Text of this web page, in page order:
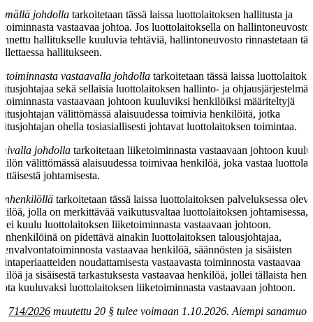
johdolla tarkoitetaan tässä laissa luottolaitoksen hallitusta ja
vastaavaa johtoa. Jos luottolaitoksella on
hallitukselle kuuluvia tehtäviä, hallintoneuvosto rinnastetaan
hallitukseen.
vastaavalla johdolla tarkoitetaan tässä laissa
sekä sellaisia luottolaitoksen hallinto- ja
vastaavaan johtoon kuuluviksi henkilöiksi määriteltyjä
välittömässä alaisuudessa toimivia henkilöitä, jotka
ohella tosiasiallisesti johtavat luottolaitoksen toimintaa.
johdolla tarkoitetaan liiketoiminnasta vastaavaan johtoon
välittömässä alaisuudessa toimivaa henkilöä, joka vastaa
johtamisesta.
tarkoitetaan tässä laissa luottolaitoksen palveluksessa
jolla on merkittävää vaikutusvaltaa luottolaitoksen johtamisessa,
ei kuulu luottolaitoksen liiketoiminnasta vastaavaan johtoon.
on pidettävä ainakin luottolaitoksen talousjohtajaa,
vastaavaa henkilöä, säännösten ja sisäisten
noudattamisesta vastaavasta toiminnosta vastaavaa
ja sisäisestä tarkastuksesta vastaavaa henkilöä, jollei tällaista
kuuluvaksi luottolaitoksen liiketoiminnasta vastaavaan johtoon.
714/2026 muutettu 20 § tulee voimaan 1.10.2026. Aiempi